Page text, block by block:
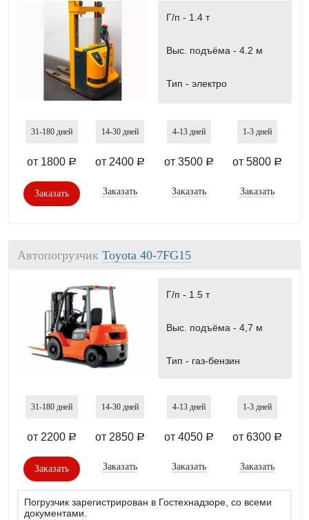
Г/п - 1.4 т
Выс. подъёма - 4.2 м
Тип - электро
31-180 дней
от 1800 a
Заказать
14-30 дней
от 2400 a
Заказать
4-13 дней
от 3500 a
Заказать
1-3 дней
от 5800 a
Заказать
Автопогрузчик Toyota 40-7FG15
Г/п - 1.5 т
Выс. подъёма - 4,7 м
Тип - газ-бензин
31-180 дней
от 2200 a
Заказать
14-30 дней
от 2850 a
Заказать
4-13 дней
от 4050 a
Заказать
1-3 дней
от 6300 a
Заказать
Погрузчик зарегистрирован в Гостехнадзоре, со всеми
документами.